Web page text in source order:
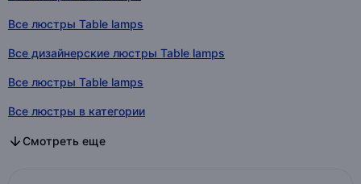
Все люстры Table lamps
Все дизайнерские люстры Table lamps
Все люстры Table lamps
Все люстры в категории
Все дизайнерские люстры в категории
Все люстры в категории
Смотреть еще